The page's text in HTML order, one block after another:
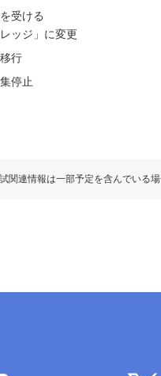
受ける
ッジ」に変更
行
停止
連情報は一部予定を含んでいる